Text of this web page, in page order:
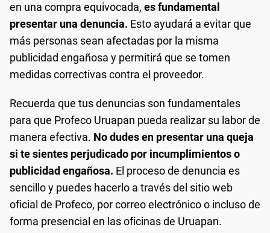
en una compra equivocada, es fundamental
presentar una denuncia. Esto ayudará a evitar que
más personas sean afectadas por la misma
publicidad engañosa y permitirá que se tomen
medidas correctivas contra el proveedor.
Recuerda que tus denuncias son fundamentales
para que Profeco Uruapan pueda realizar su labor de
manera efectiva. No dudes en presentar una queja
si te sientes perjudicado por incumplimientos o
publicidad engañosa. El proceso de denuncia es
sencillo y puedes hacerlo a través del sitio web
oficial de Profeco, por correo electrónico o incluso de
forma presencial en las oficinas de Uruapan.